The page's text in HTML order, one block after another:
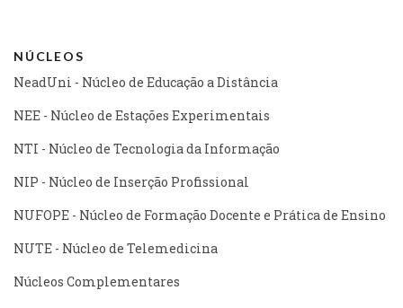
NÚCLEOS
NeadUni - Núcleo de Educação a Distância
NEE - Núcleo de Estações Experimentais
NTI - Núcleo de Tecnologia da Informação
NIP - Núcleo de Inserção Profissional
NUFOPE - Núcleo de Formação Docente e Prática de Ensino
NUTE - Núcleo de Telemedicina
Núcleos Complementares